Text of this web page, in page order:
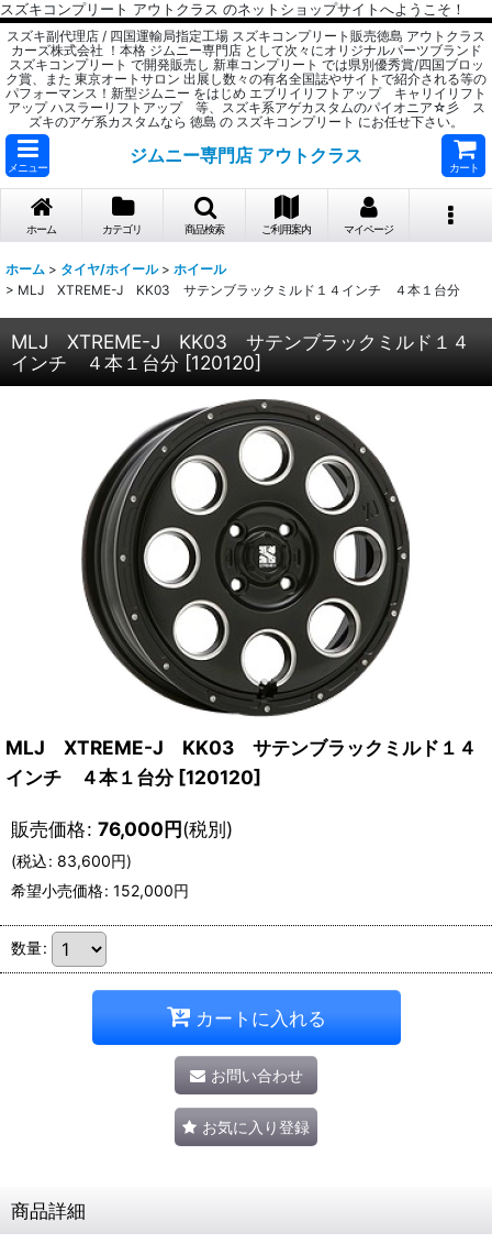
スズキコンプリート アウトクラス のネットショップサイトへようこそ！
スズキ副代理店 / 四国運輸局指定工場 スズキコンプリート販売徳島 アウトクラス
カーズ株式会社 ！本格 ジムニー専門店 として次々にオリジナルパーツブランド
スズキコンプリート で開発販売し 新車コンプリート では県別優秀賞/四国ブロッ
ク賞、また 東京オートサロン 出展し数々の有名全国誌やサイトで紹介される等の
パフォーマンス！新型ジムニー をはじめ エブリイリフトアップ キャリイリフト
アップ ハスラーリフトアップ 等、スズキ系アゲカスタムのパイオニア☆彡 ス
ズキのアゲ系カスタムなら 徳島 の スズキコンプリート にお任せ下さい。
メニュー
ジムニー専門店 アウトクラス
カート
ホーム カテゴリ 商品検索 ご利用案内 マイページ
ホーム > タイヤ/ホイール > ホイール
> MLJ XTREME-J KK03 サテンブラックミルド１４インチ ４本１台分
MLJ XTREME-J KK03 サテンブラックミルド１４
インチ ４本１台分 [120120]
MLJ XTREME-J KK03 サテンブラックミルド１４
インチ ４本１台分 [120120]
販売価格: 76,000円(税別)
(税込: 83,600円)
希望小売価格: 152,000円
数量:
カートに入れる
お問い合わせ
お気に入り登録
商品詳細